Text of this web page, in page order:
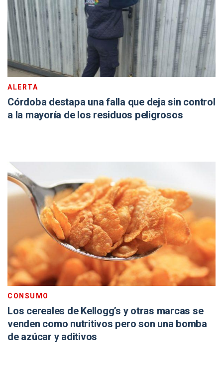
ALERTA
Córdoba destapa una falla que deja sin control
a la mayoría de los residuos peligrosos
CONSUMO
Los cereales de Kellogg’s y otras marcas se
venden como nutritivos pero son una bomba
de azúcar y aditivos